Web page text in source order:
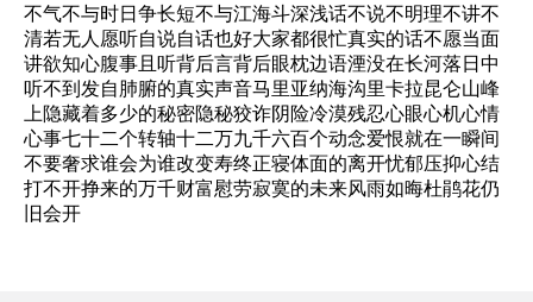
不气不与时日争长短不与江海斗深浅话不说不明理不讲不
清若无人愿听自说自话也好大家都很忙真实的话不愿当面
讲欲知心腹事且听背后言背后眼枕边语湮没在长河落日中
听不到发自肺腑的真实声音马里亚纳海沟里卡拉昆仑山峰
上隐藏着多少的秘密隐秘狡诈阴险冷漠残忍心眼心机心情
心事七十二个转轴十二万九千六百个动念爱恨就在一瞬间
不要奢求谁会为谁改变寿终正寝体面的离开忧郁压抑心结
打不开挣来的万千财富慰劳寂寞的未来风雨如晦杜鹃花仍
旧会开